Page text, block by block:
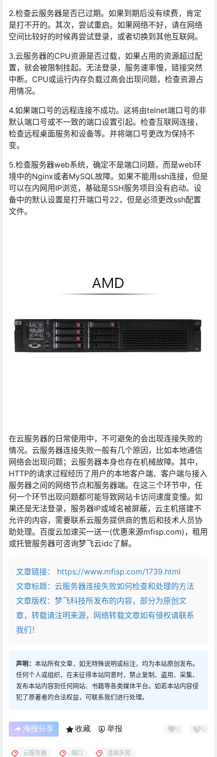
2.检查云服务器是否已过期。如果到期后没有续费，肯定
是打不开的。其次，尝试重启。如果网络不好，请在网络
空间比较好的时候再尝试登录，或者切换到其他互联网。
3.云服务器的CPU资源是否过载，如果占用的资源超过配
置，就会被限制挂起。无法登录，服务速率慢，链接突然
中断。CPU或运行内存负载过高会出现问题，检查资源占
用情况。
4.如果端口号的远程连接不成功。这将由telnet端口号的非
默认端口号或不一致的端口设置引起。检查互联网连接，
检查远程桌面服务和设备等。并将端口号更改为保持不
变。
5.检查服务器web系统，确定不是端口问题，而是web环
境中的Nginx或者MySQL故障。如果不能用ssh连接，但是
可以在内网用IP浏览，基础是SSH服务项目没有启动。设
备中的默认设置是打开端口号22，但是必须更改ssh配置
文件。
在云服务器的日常使用中，不可避免的会出现连接失败的
情况。云服务器连接失败一般有几个原因，比如本地通信
网络会出现问题；云服务器本身也存在机械故障。其中，
HTTP的请求过程经历了用户的本地客户端、客户端与接入
服务器之间的网络节点和服务器端。在这三个环节中，任
何一个环节出现问题都可能导致网站卡访问速度变慢。如
果还是无法登录，服务器IP或域名被屏蔽，云主机搭建不
允许的内容，需要联系云服务提供商的售后和技术人员协
助处理。百度云加速买一送一(优惠来源mfisp.com)，租用
或托管服务器可咨询梦飞云idc了解。
文章链接：
https://www.mfisp.com/1739.html
文章标题： 云服务器连接失败如何检查和处理的方法
文章版权：梦飞科技所发布的内容，部分为原创文
章，转载请注明来源，网络转载文章如有侵权请联系
我们！
声明： 本站所有文章，如无特殊说明或标注，均为本站原创发布。
任何个人或组织，在未征得本站同意时，禁止复制、盗用、采集、
发布本站内容到任何网站、书籍等各类媒体平台。如若本站内容侵
犯了原著者的合法权益，可联系我们进行处理。
海报分享 收藏 举报 0 0
云服务器 端口 连接失败